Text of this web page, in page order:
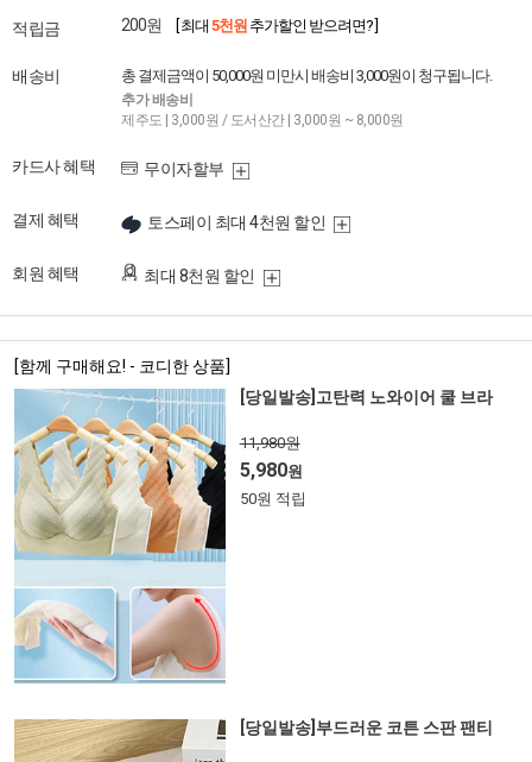
적립금 200원 [ 최대 5천원 추가할인 받으려면? ]
배송비 총 결제금액이 50,000원 미만시 배송비 3,000원이 청구됩니다.
추가 배송비
제주도 | 3,000원 / 도서산간 | 3,000원 ~ 8,000원
카드사 혜택 무이자할부
결제 혜택 토스페이 최대 4천원 할인
회원 혜택 최대 8천원 할인
[함께 구매해요! - 코디한 상품]
[당일발송]고탄력 노와이어 쿨 브라
11,980원
5,980원
50원 적립
[당일발송]부드러운 코튼 스판 팬티